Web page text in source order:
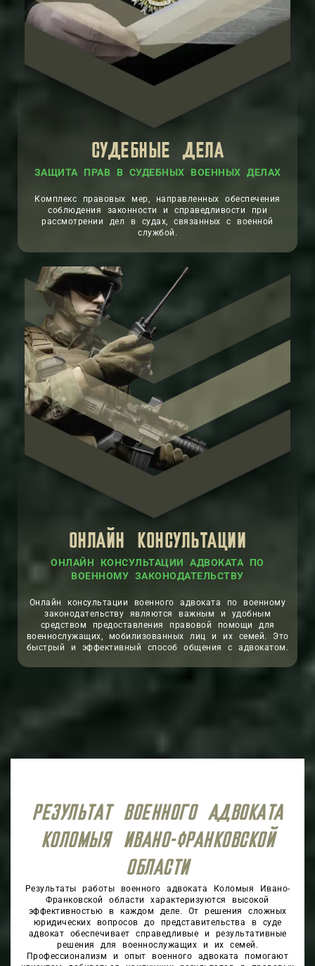
СУДЕБНЫЕ ДЕЛА
ЗАЩИТА ПРАВ В СУДЕБНЫХ ВОЕННЫХ ДЕЛАХ
Комплекс правовых мер, направленных обеспечения
соблюдения законности и справедливости при
рассмотрении дел в судах, связанных с военной
службой.
ОНЛАЙН КОНСУЛЬТАЦИИ
ОНЛАЙН КОНСУЛЬТАЦИИ АДВОКАТА ПО
ВОЕННОМУ ЗАКОНОДАТЕЛЬСТВУ
Онлайн консультации военного адвоката по военному
законодательству являются важным и удобным
средством предоставления правовой помощи для
военнослужащих, мобилизованных лиц и их семей. Это
быстрый и эффективный способ общения с адвокатом.
РЕЗУЛЬТАТ ВОЕННОГО АДВОКАТА
КОЛОМЫЯ ИВАНО-ФРАНКОВСКОЙ
ОБЛАСТИ
Результаты работы военного адвоката Коломыя Ивано-
Франковской области характеризуются высокой
эффективностью в каждом деле. От решения сложных
юридических вопросов до представительства в суде
адвокат обеспечивает справедливые и результативные
решения для военнослужащих и их семей.
Профессионализм и опыт военного адвоката помогают